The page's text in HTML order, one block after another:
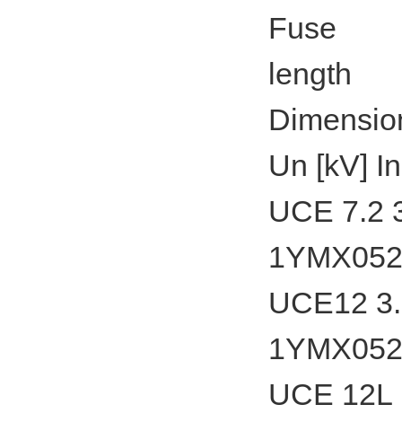
Fuse
length
Un [kV]
UCE 7.2
UCE12
UCE